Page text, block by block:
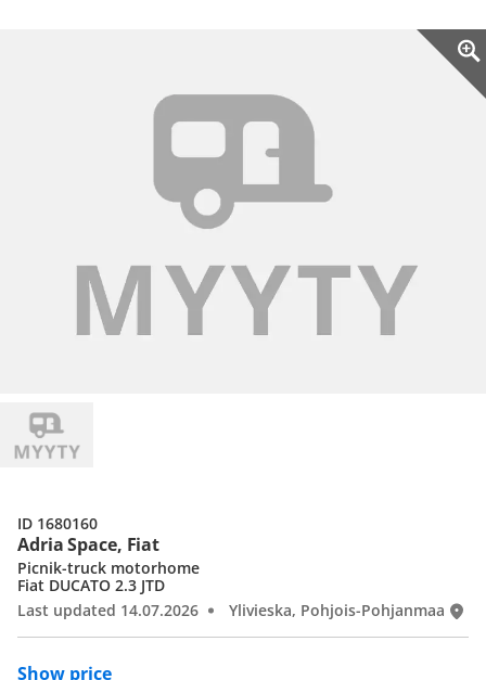
Adria Space, Fiat
Show price
Picnik-truck motorhome
Fiat DUCATO 2.3 JTD
Last updated 14.07.2026
Ylivieska, Pohjois-Pohjanmaa
ID 1680160